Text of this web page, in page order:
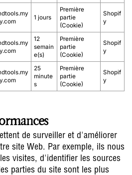
1 jours
Première
partie
(Cookie)
Shopif
y
12
semain
e(s)
Première
partie
(Cookie)
Shopif
y
25
minute
s
Première
partie
(Cookie)
Shopif
y
de surveiller et d'améliorer
site Web. Par exemple, ils nous
visites, d'identifier les sources
parties du site sont les plus